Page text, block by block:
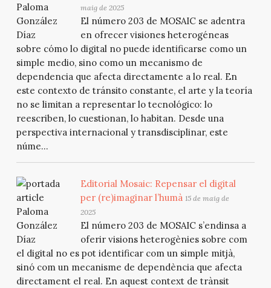
maig de 2025
El número 203 de MOSAIC se adentra
en ofrecer visiones heterogéneas
sobre cómo lo digital no puede identificarse como un
simple medio, sino como un mecanismo de
dependencia que afecta directamente a lo real. En
este contexto de tránsito constante, el arte y la teoría
no se limitan a representar lo tecnológico: lo
reescriben, lo cuestionan, lo habitan. Desde una
perspectiva internacional y transdisciplinar, este
núme...
Editorial Mosaic: Repensar el digital
per (re)imaginar l’humà 15 de maig de
2025
El número 203 de MOSAIC s’endinsa a
oferir visions heterogènies sobre com
el digital no es pot identificar com un simple mitjà,
sinó com un mecanisme de dependència que afecta
directament el real. En aquest context de trànsit